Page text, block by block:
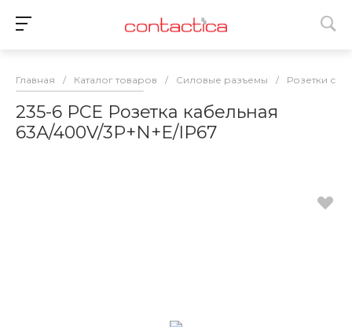
Главная / Каталог товаров / Силовые разъемы / Розетки
235-6 PCE Розетка кабельная
63А/400V/3P+N+E/IP67